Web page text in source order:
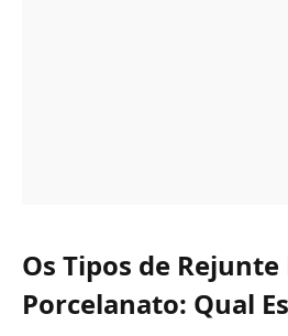
Os Tipos de Rejunte
Porcelanato: Qual